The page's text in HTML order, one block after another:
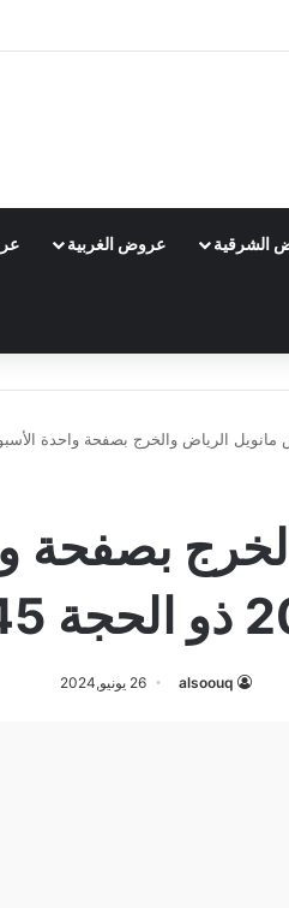
الشرقية عروض الغربية
الرياض والخرج بصفحة واحدة الأسبوعية 26 يونيو 2024 الموافق 20 ذو الحجة 1445
alsoouq 26 يونيو,2024